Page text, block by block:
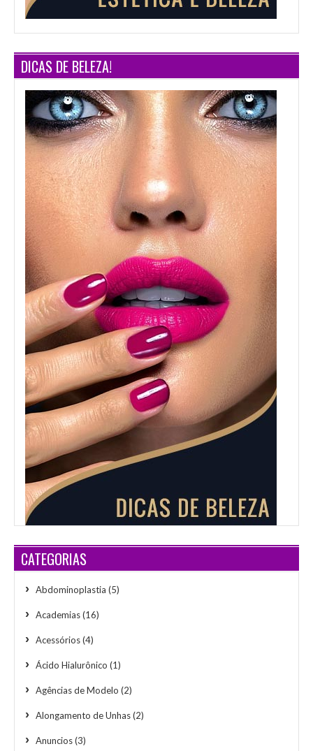
DICAS DE BELEZA!
CATEGORIAS
Abdominoplastia (5)
Academias(16)
Acessórios(4)
Ácido Hialurônico (1)
Agências de Modelo (2)
Alongamento de Unhas(2)
Anuncios(3)